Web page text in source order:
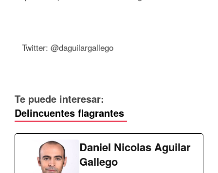
Twitter: @daguilargallego
Te puede interesar:
Delincuentes flagrantes
Daniel Nicolas Aguilar
Gallego